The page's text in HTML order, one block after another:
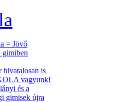
= Jövő
gimiben
hivatalosan is
vagyunk!
és a
gimisek újra